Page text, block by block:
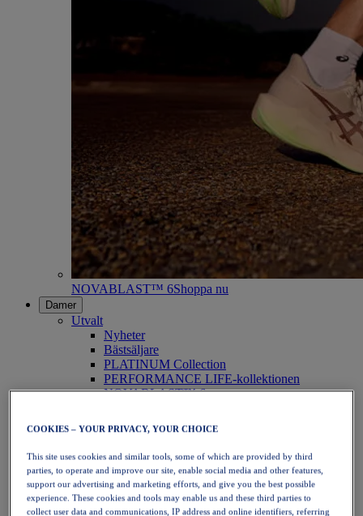
NOVABLAST™ 6Shoppa nu
Damer
Utvalt
Nyheter
Bästsäljare
PLATINUM Collection
PERFORMANCE LIFE-kollektionen
NOVABLAST™ 6
Löpning
Traillöpning
Tennis
Volleyboll
Handboll
Padel
Nätboll
COOKIES – YOUR PRIVACY, YOUR CHOICE
This site uses cookies and similar tools, some of which are provided by third
parties, to operate and improve our site, enable social media and other features,
support our advertising and marketing efforts, and give you the best possible
experience. These cookies and tools may enable us and these third parties to
collect user data and communications, IP address and online identifiers, referring